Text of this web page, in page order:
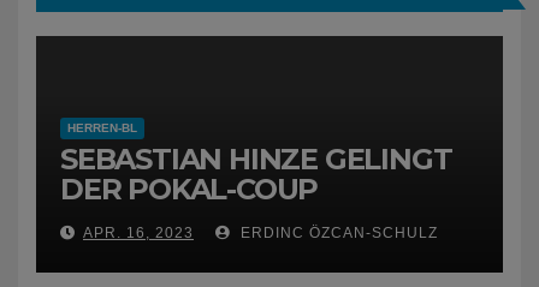
HERREN-BL
SEBASTIAN HINZE GELINGT
DER POKAL-COUP
APR. 16, 2023 ERDINC ÖZCAN-SCHULZ